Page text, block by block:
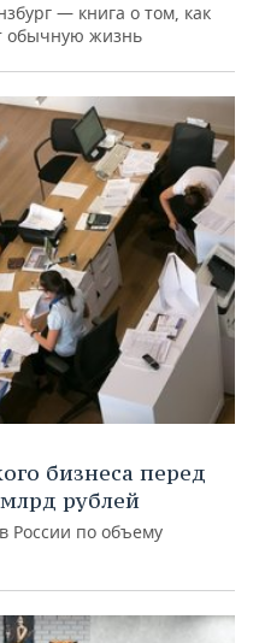
— книга о том, как
обычную жизнь
бизнеса перед
рублей
России по объему